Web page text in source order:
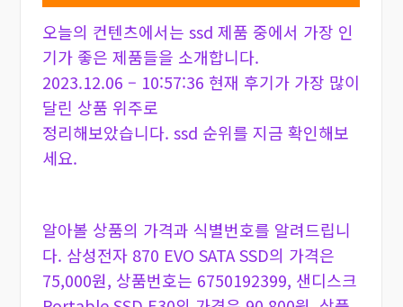
오늘의 컨텐츠에서는 ssd 제품 중에서 가장 인
기가 좋은 제품들을 소개합니다.
2023.12.06 – 10:57:36 현재 후기가 가장 많이
달린 상품 위주로
정리해보았습니다. ssd 순위를 지금 확인해보
세요.
알아볼 상품의 가격과 식별번호를 알려드립니
다. 삼성전자 870 EVO SATA SSD의 가격은
75,000원, 상품번호는 6750192399, 샌디스크